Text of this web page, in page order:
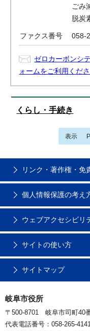
ごみ
脱炭
ファクス番号 058-
ゼロカーボンシ
ォームをご利用くださ
くらし・手続き
表示
リンク・著作権・免
個人情報保護の考え
ウェブアクセシビリ
サイトの使い方
サイトマップ
岐阜市役所
〒500-8701 岐阜市司町40
代表電話番号：058-265-4141